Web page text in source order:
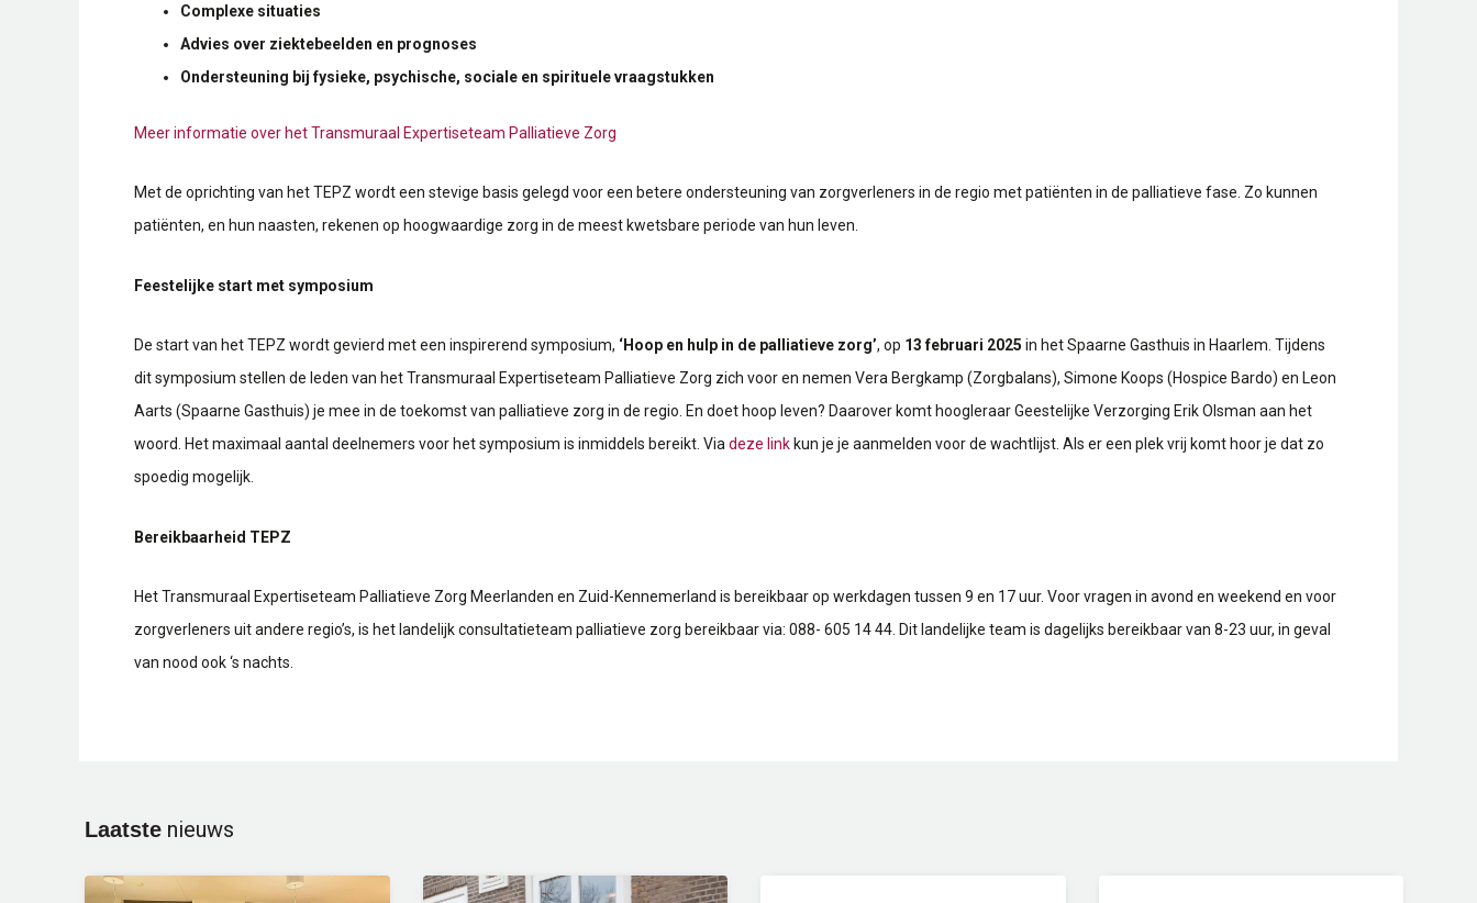
Complexe situaties
Advies over ziektebeelden en prognoses
Ondersteuning bij fysieke, psychische, sociale en spirituele vraagstukken
Meer informatie over het Transmuraal Expertiseteam Palliatieve Zorg
Met de oprichting van het TEPZ wordt een stevige basis gelegd voor een betere ondersteuning van zorgverleners in de regio met patiënten in de palliatieve fase. Zo kunnen
patiënten, en hun naasten, rekenen op hoogwaardige zorg in de meest kwetsbare periode van hun leven.
Feestelijke start met symposium
De start van het TEPZ wordt gevierd met een inspirerend symposium, ‘Hoop en hulp in de palliatieve zorg’, op 13 februari 2025 in het Spaarne Gasthuis in Haarlem. Tijdens
dit symposium stellen de leden van het Transmuraal Expertiseteam Palliatieve Zorg zich voor en nemen Vera Bergkamp (Zorgbalans), Simone Koops (Hospice Bardo) en Leon
Aarts (Spaarne Gasthuis) je mee in de toekomst van palliatieve zorg in de regio. En doet hoop leven? Daarover komt hoogleraar Geestelijke Verzorging Erik Olsman aan het
woord. Het maximaal aantal deelnemers voor het symposium is inmiddels bereikt. Via deze link kun je je aanmelden voor de wachtlijst. Als er een plek vrij komt hoor je dat zo
spoedig mogelijk.
Bereikbaarheid TEPZ
Het Transmuraal Expertiseteam Palliatieve Zorg Meerlanden en Zuid-Kennemerland is bereikbaar op werkdagen tussen 9 en 17 uur. Voor vragen in avond en weekend en voor
zorgverleners uit andere regio’s, is het landelijk consultatieteam palliatieve zorg bereikbaar via: 088- 605 14 44. Dit landelijke team is dagelijks bereikbaar van 8-23 uur, in geval
van nood ook ‘s nachts.
Laatste nieuws